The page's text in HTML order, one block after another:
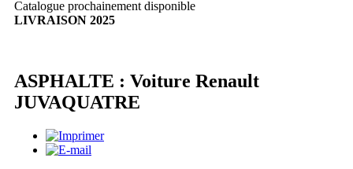
Catalogue prochainement disponible
LIVRAISON 2025
ASPHALTE : Voiture Renault
JUVAQUATRE